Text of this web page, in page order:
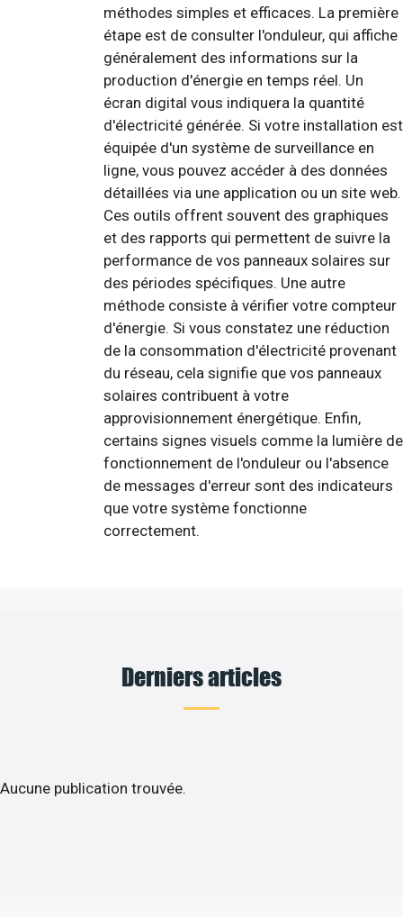
méthodes simples et efficaces. La première
étape est de consulter l'onduleur, qui affiche
généralement des informations sur la
production d'énergie en temps réel. Un
écran digital vous indiquera la quantité
d'électricité générée. Si votre installation est
équipée d'un système de surveillance en
ligne, vous pouvez accéder à des données
détaillées via une application ou un site web.
Ces outils offrent souvent des graphiques
et des rapports qui permettent de suivre la
performance de vos panneaux solaires sur
des périodes spécifiques. Une autre
méthode consiste à vérifier votre compteur
d'énergie. Si vous constatez une réduction
de la consommation d'électricité provenant
du réseau, cela signifie que vos panneaux
solaires contribuent à votre
approvisionnement énergétique. Enfin,
certains signes visuels comme la lumière de
fonctionnement de l'onduleur ou l'absence
de messages d'erreur sont des indicateurs
que votre système fonctionne
correctement.
Derniers articles
Aucune publication trouvée.